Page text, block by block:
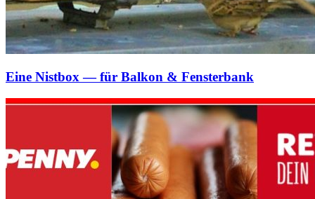
Eine Nistbox — für Balkon & Fensterbank